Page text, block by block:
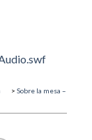
> Sobre la mesa –